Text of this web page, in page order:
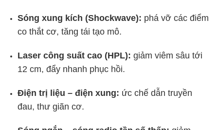
Sóng xung kích (Shockwave): phá vỡ các điểm
co thắt cơ, tăng tái tạo mô.
Laser công suất cao (HPL): giảm viêm sâu tới
12 cm, đẩy nhanh phục hồi.
Điện trị liệu – điện xung: ức chế dẫn truyền
đau, thư giãn cơ.